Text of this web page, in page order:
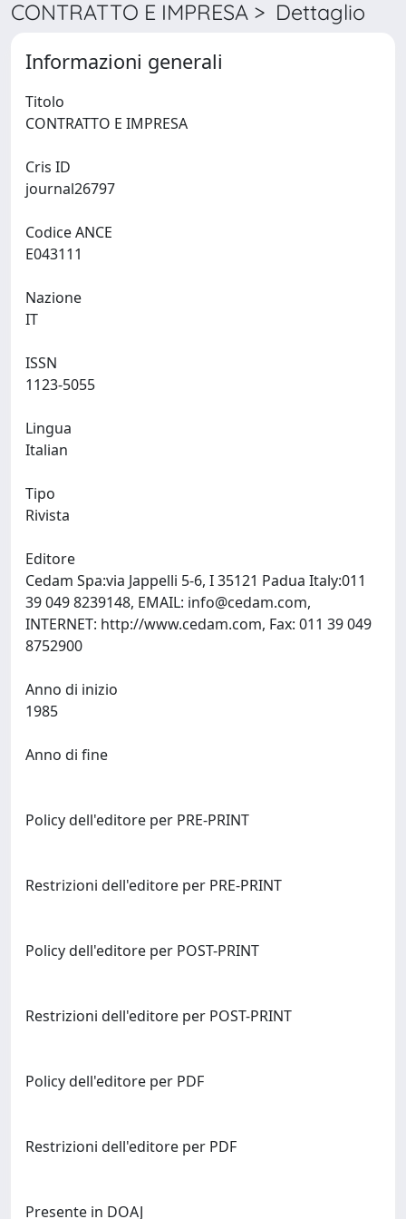
CONTRATTO E IMPRESA > Dettaglio
Informazioni generali
Titolo
Cris ID
Codice ANCE
Nazione
ISSN
Lingua
Tipo
Rivista
Editore
Cedam Spa:via Jappelli 5-6, I 35121 Padua Italy:011
39 049 8239148, EMAIL: info@cedam.com,
INTERNET: http://www.cedam.com, Fax: 011 39 049
Anno di inizio
Anno di fine
Policy dell'editore per PRE-PRINT
Restrizioni dell'editore per PRE-PRINT
Policy dell'editore per POST-PRINT
Restrizioni dell'editore per POST-PRINT
Policy dell'editore per PDF
Restrizioni dell'editore per PDF
Presente in DOAJ